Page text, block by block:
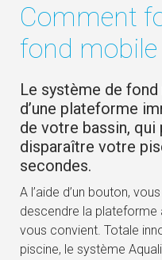
Comment
fond
Le système de
d’une plateforme
de votre bassin,
disparaître votre
secondes.
A l’aide d’un bouton,
descendre la plateforme
vous convient. Totale
piscine, le système